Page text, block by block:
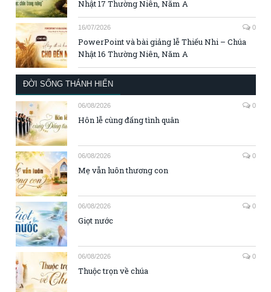
Nhật 17 Thường Niên, Năm A
16/07/2026 0
PowerPoint và bài giảng lễ Thiếu Nhi – Chúa
Nhật 16 Thường Niên, Năm A
ĐỜI SỐNG THÁNH HIẾN
06/08/2026 0
Hôn lễ cùng đấng tình quân
06/08/2026 0
Mẹ vẫn luôn thương con
06/08/2026 0
Giọt nước
06/08/2026 0
Thuộc trọn về chúa